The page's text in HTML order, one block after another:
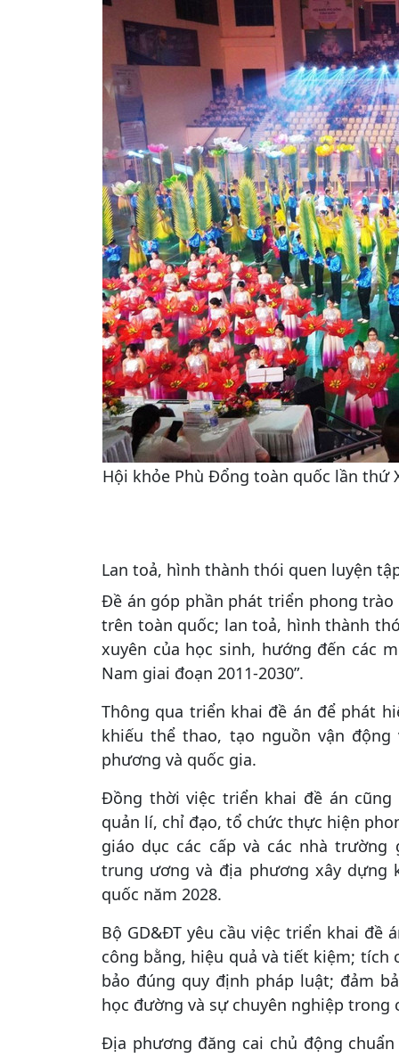
Hội khỏe Phù Đổng toàn quốc lần thứ
Lan toả, hình thành thói quen luyện
Đề án góp phần phát triển phong
trên toàn quốc; lan toả, hình thành
xuyên của học sinh, hướng đến các
Nam giai đoạn 2011-2030”.
Thông qua triển khai đề án để phát
khiếu thể thao, tạo nguồn vận
phương và quốc gia.
Đồng thời việc triển khai đề án
quản lí, chỉ đạo, tổ chức thực hiện
giáo dục các cấp và các nhà
trung ương và địa phương xây dựng
quốc năm 2028.
Bộ GD&ĐT yêu cầu việc triển khai đề
công bằng, hiệu quả và tiết kiệm;
bảo đúng quy định pháp luật; đảm
học đường và sự chuyên nghiệp trong
Địa phương đăng cai chủ động